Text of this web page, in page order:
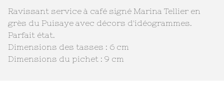
Ravissant service à café signé Marina Tellier en
grès du Puisaye avec décors d'idéogrammes.
Parfait état.
Dimensions des tasses : 6 cm
Dimensions du pichet : 9 cm